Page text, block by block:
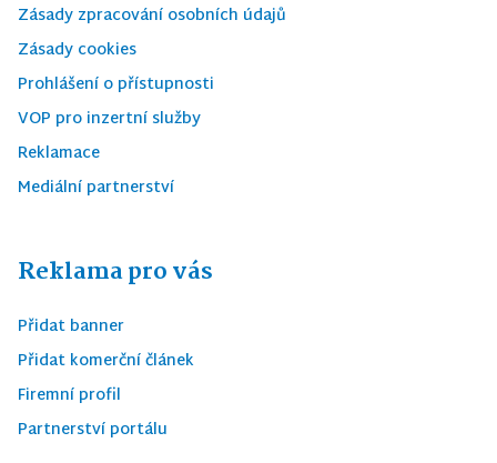
Zásady zpracování osobních údajů
Zásady cookies
Prohlášení o přístupnosti
VOP pro inzertní služby
Reklamace
Mediální partnerství
Reklama pro vás
Přidat banner
Přidat komerční článek
Firemní profil
Partnerství portálu